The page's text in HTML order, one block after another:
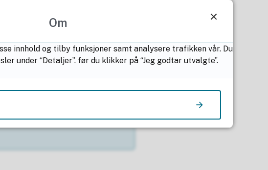
Om
innhold og tilby funksjoner samt analysere trafikken vår. Du
under “Detaljer”. før du klikker på “Jeg godtar utvalgte”.